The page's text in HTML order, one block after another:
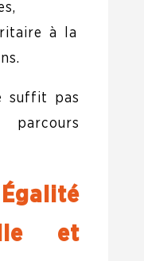
à la
suffit pas
et